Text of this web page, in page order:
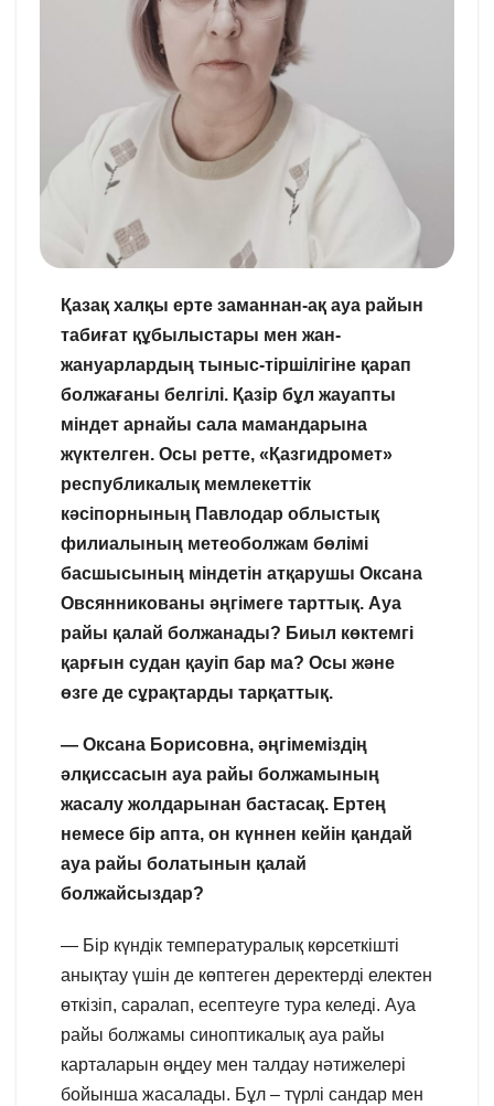
Қазақ халқы ерте заманнан-ақ ауа райын
табиғат құбылыстары мен жан-
жануарлардың тыныс-тіршілігіне қарап
болжағаны белгілі. Қазір бұл жауапты
міндет арнайы сала мамандарына
жүктелген. Осы ретте, «Қазгидромет»
республикалық мемлекеттік
кәсіпорнының Павлодар облыстық
филиалының метеоболжам бөлімі
басшысының міндетін атқарушы Оксана
Овсянникованы әңгімеге тарттық. Ауа
райы қалай болжанады? Биыл көктемгі
қарғын судан қауіп бар ма? Осы және
өзге де сұрақтарды тарқаттық.
— Оксана Борисовна, әңгімеміздің
әлқиссасын ауа райы болжамының
жасалу жолдарынан бастасақ. Ертең
немесе бір апта, он күннен кейін қандай
ауа райы болатынын қалай
болжайсыздар?
— Бір күндік температуралық көрсеткішті
анықтау үшін де көптеген деректерді електен
өткізіп, саралап, есептеуге тура келеді. Ауа
райы болжамы синоптикалық ауа райы
карталарын өңдеу мен талдау нәтижелері
бойынша жасалады. Бұл – түрлі сандар мен